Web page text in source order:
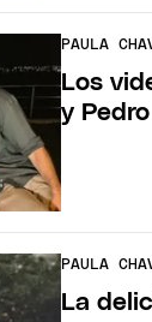
PAULA
Los
y
PAULA
La